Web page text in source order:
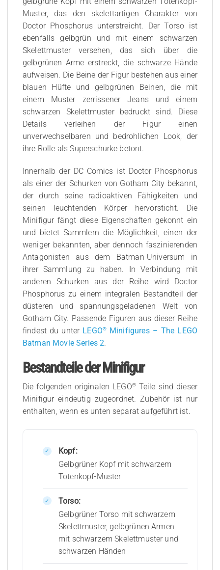
Muster, das den skelettartigen Charakter von
Doctor Phosphorus unterstreicht. Der Torso ist
ebenfalls gelbgrün und mit einem schwarzen
Skelettmuster versehen, das sich über die
gelbgrünen Arme erstreckt, die schwarze Hände
aufweisen. Die Beine der Figur bestehen aus einer
blauen Hüfte und gelbgrünen Beinen, die mit
einem Muster zerrissener Jeans und einem
schwarzen Skelettmuster bedruckt sind. Diese
Details verleihen der Figur einen
unverwechselbaren und bedrohlichen Look, der
ihre Rolle als Superschurke betont.
Innerhalb der DC Comics ist Doctor Phosphorus
als einer der Schurken von Gotham City bekannt,
der durch seine radioaktiven Fähigkeiten und
seinen leuchtenden Körper hervorsticht. Die
Minifigur fängt diese Eigenschaften gekonnt ein
und bietet Sammlern die Möglichkeit, einen der
weniger bekannten, aber dennoch faszinierenden
Antagonisten aus dem Batman-Universum in
ihrer Sammlung zu haben. In Verbindung mit
anderen Schurken aus der Reihe wird Doctor
Phosphorus zu einem integralen Bestandteil der
düsteren und spannungsgeladenen Welt von
Gotham City. Passende Figuren aus dieser Reihe
findest du unter LEGO®
Minifigures – The LEGO
Batman Movie Series 2.
Bestandteile der Minifigur
Die folgenden originalen LEGO®Teile sind dieser
Minifigur eindeutig zugeordnet. Zubehör ist nur
enthalten, wenn es unten separat aufgeführt ist.
Kopf:
Gelbgrüner Kopf mit schwarzem
Totenkopf-Muster
Torso:
Gelbgrüner Torso mit schwarzem
Skelettmuster, gelbgrünen Armen
mit schwarzem Skelettmuster und
schwarzen Händen